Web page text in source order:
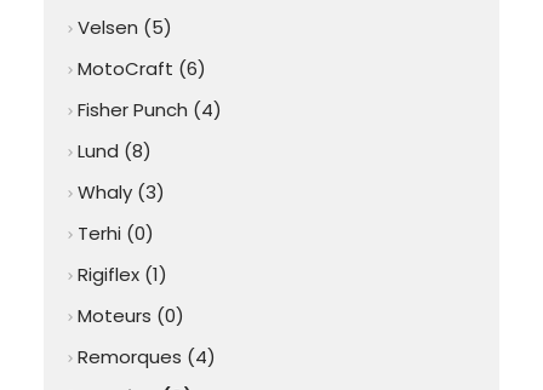
chevron_right Velsen (5)
chevron_right MotoCraft (6)
chevron_right Fisher Punch (4)
chevron_right Lund (8)
chevron_right Whaly (3)
chevron_right Terhi (0)
chevron_right Rigiflex (1)
chevron_right Moteurs (0)
chevron_right Remorques (4)